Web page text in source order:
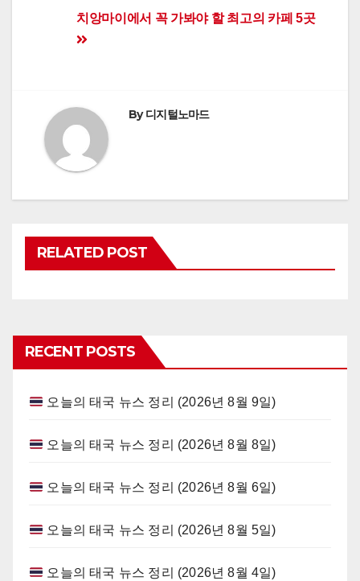
Post
치앙마이에서 꼭 가봐야 할 최고의 카페 5곳
By디지털노마드
RELATED POST
RECENT POSTS
오늘의 태국 뉴스 정리 (2026년 8월 9일)
오늘의 태국 뉴스 정리 (2026년 8월 8일)
오늘의 태국 뉴스 정리 (2026년 8월 6일)
오늘의 태국 뉴스 정리 (2026년 8월 5일)
오늘의 태국 뉴스 정리 (2026년 8월 4일)